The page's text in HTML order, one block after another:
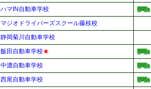
ハマIN自動車学校
マジオドライバーズスクール藤枝校
静岡菊川自動車学校
飯田自動車学校★
中濃自動車学校
西尾自動車学校